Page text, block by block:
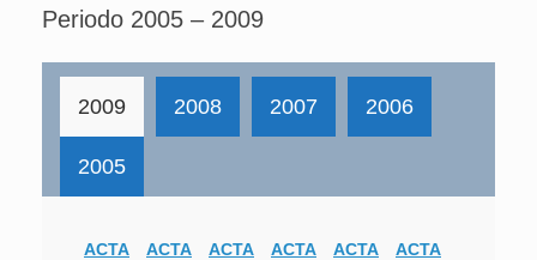
Periodo 2005 – 2009
2009 2008 2007 2006
2005
ACTA
ACTA
ACTA
ACTA
ACTA
ACTA